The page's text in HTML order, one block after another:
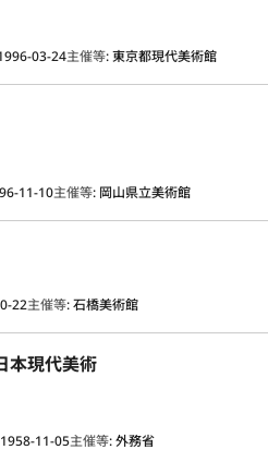
03-24主催等:東京都現代美術館
11-10主催等: 岡山県立美術館
22主催等:石橋美術館
本現代美術
1958-11-05主催等:外務省